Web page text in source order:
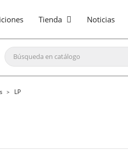
Tienda Noticias
LP